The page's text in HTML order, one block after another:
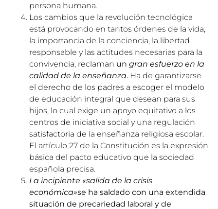
persona humana.
Los cambios que la revolución tecnológica
está provocando en tantos órdenes de la vida,
la importancia de la conciencia, la libertad
responsable y las actitudes necesarias para la
convivencia, reclaman un gran esfuerzo en la
calidad de la enseñanza. Ha de garantizarse
el derecho de los padres a escoger el modelo
de educación integral que desean para sus
hijos, lo cual exige un apoyo equitativo a los
centros de iniciativa social y una regulación
satisfactoria de la enseñanza religiosa escolar.
El artículo 27 de la Constitución es la expresión
básica del pacto educativo que la sociedad
española precisa.
La incipiente «salida de la crisis
económica»se ha saldado con una extendida
situación de precariedad laboral y de